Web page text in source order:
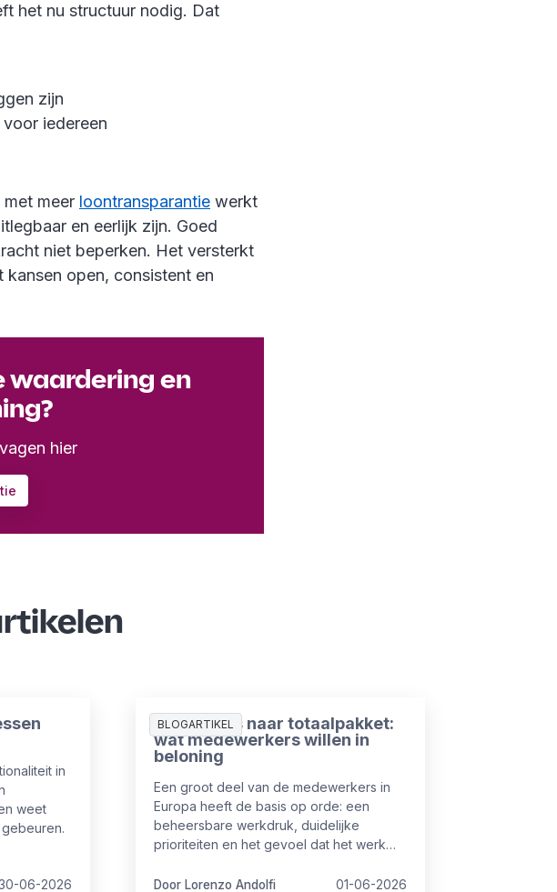
het nu structuur nodig. Dat
zijn
iedereen
meer loontransparantie werkt
en eerlijk zijn. Goed
niet beperken. Het versterkt
open, consistent en
waardering en
hier
in
weet
06-2026
BLOGARTIKEL
Van salaris naar totaalpakket:
wat medewerkers willen in
beloning
Een groot deel van de medewerkers in
Europa heeft de basis op orde: een
beheersbare werkdruk, duidelijke
prioriteiten en het gevoel dat het werk
altijd even goed op orde.
Door Lorenzo Andolfi 01-06-2026